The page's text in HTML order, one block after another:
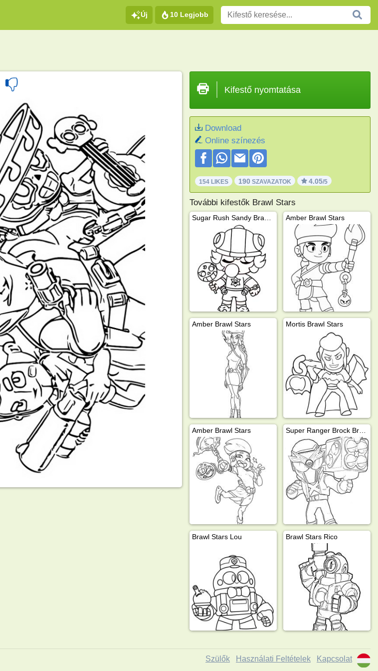
Új 10 Legjobb
Kifestő nyomtatása
Download
Online színezés
154 LIKES 190 SZAVAZATOK 4.05/5
További kifestők Brawl Stars
Amber Brawl Stars
Amber Brawl Stars Mortis Brawl Stars
Amber Brawl Stars Super Ranger Brock Brawl Stars
Brawl Stars Lou Brawl Stars Rico
Szülők Használati Feltételek Kapcsolat